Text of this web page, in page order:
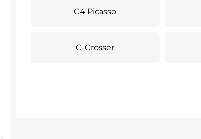
C4 Picasso
C-Crosser